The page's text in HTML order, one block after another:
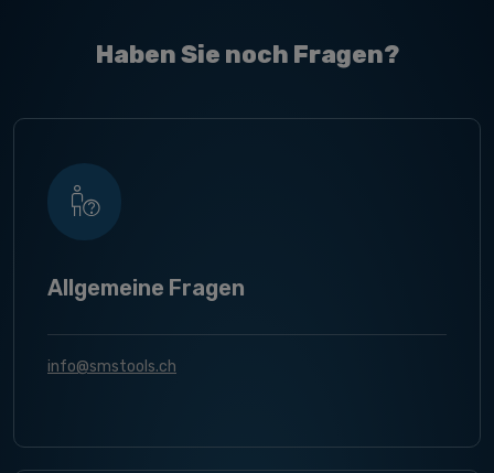
Haben Sie noch Fragen?
Allgemeine Fragen
info@smstools.ch